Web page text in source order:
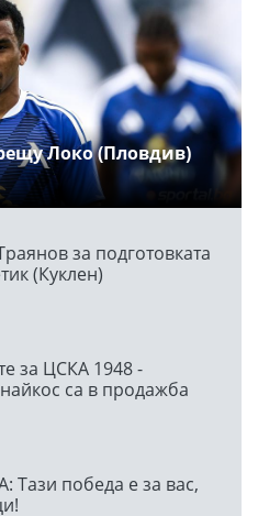
Локо (Пловдив)
за подготовката
(Куклен)
за ЦСКА 1948 -
са в продажба
Тази победа е за вас,